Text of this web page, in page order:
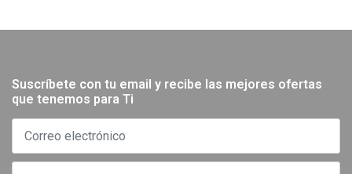
Suscríbete con tu email y recibe las mejores ofertas
que tenemos para Ti